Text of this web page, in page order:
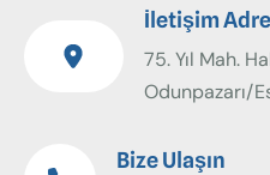
İletişim
75. Yıl Mah.
Odunpazarı/
Bize Ulaşın